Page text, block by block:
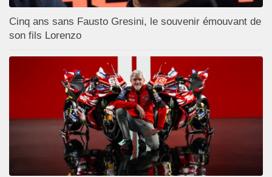
Cinq ans sans Fausto Gresini, le souvenir émouvant de
son fils Lorenzo